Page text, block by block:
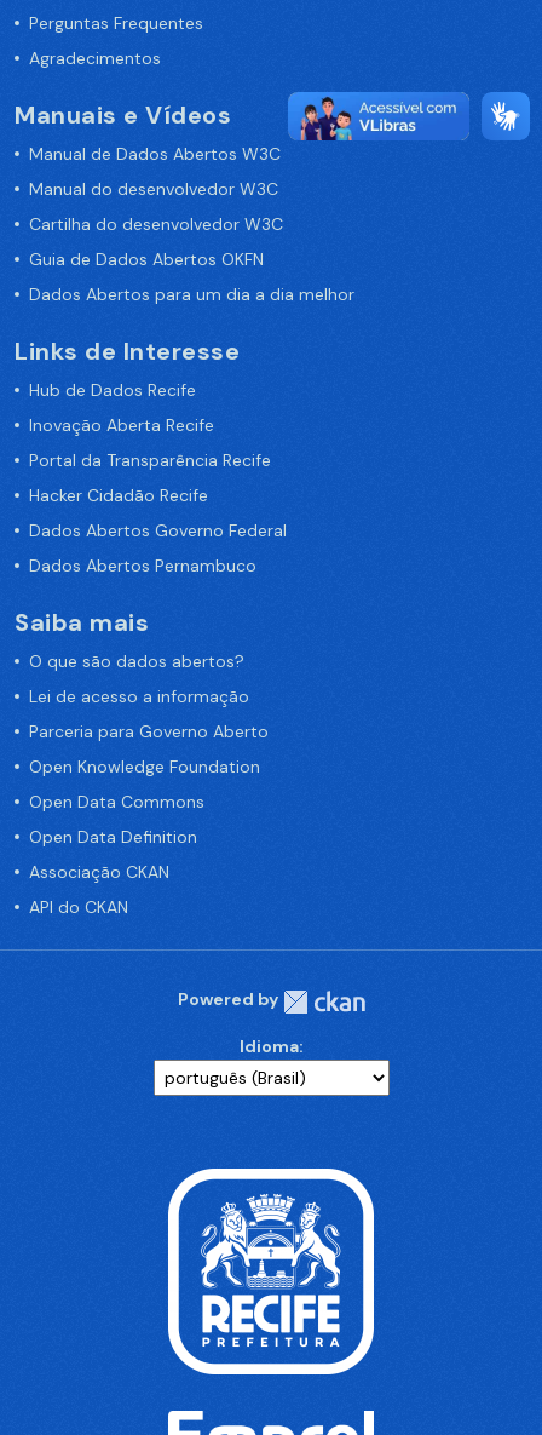
Perguntas Frequentes
Agradecimentos
Manuais e Vídeos
Manual de Dados Abertos W3C
Manual do desenvolvedor W3C
Cartilha do desenvolvedor W3C
Guia de Dados Abertos OKFN
Dados Abertos para um dia a dia melhor
Links de Interesse
Hub de Dados Recife
Inovação Aberta Recife
Portal da Transparência Recife
Hacker Cidadão Recife
Dados Abertos Governo Federal
Dados Abertos Pernambuco
Saiba mais
O que são dados abertos?
Lei de acesso a informação
Parceria para Governo Aberto
Open Knowledge Foundation
Open Data Commons
Open Data Definition
Associação CKAN
API do CKAN
Powered by
Idioma